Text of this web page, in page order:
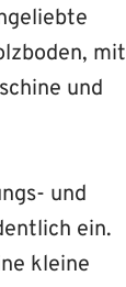
mit
und
und
ein.
kleine